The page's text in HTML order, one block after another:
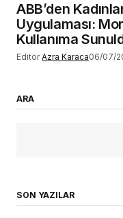
ABB’den
Uygulaması:
Kullanıma
Editör Azra Karaca06/07/
ARA
SON YAZILAR